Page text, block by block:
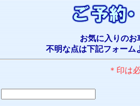
お気に入りのお
不明な点は下記フォー
＊印は